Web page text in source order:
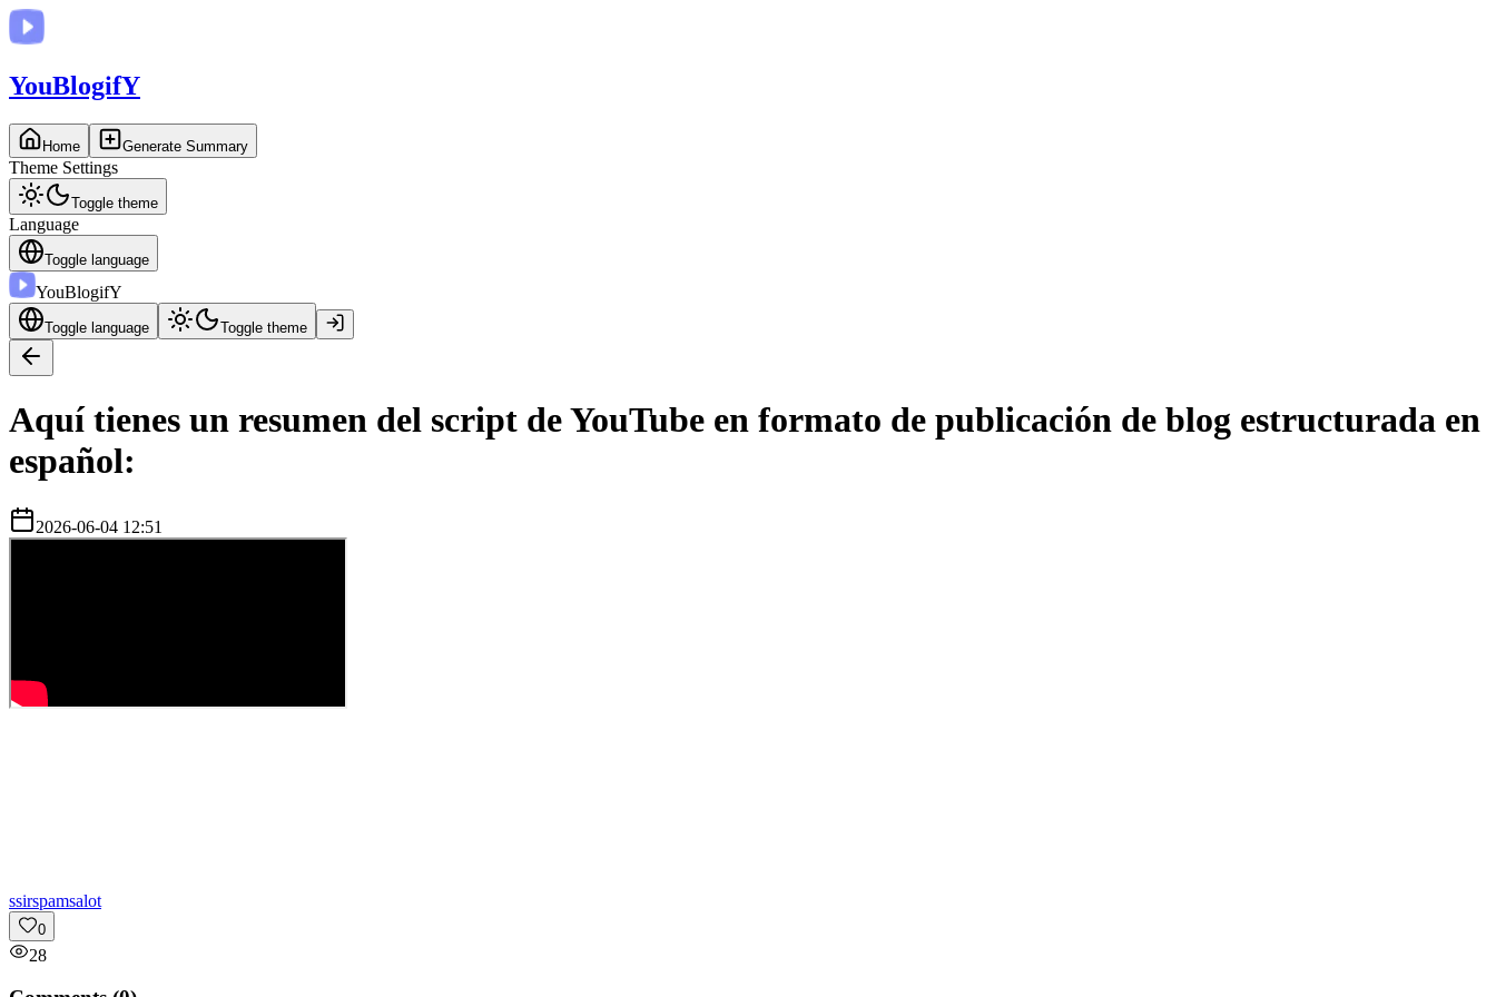
YouBlogifY
Home Generate Summary
Theme Settings
Toggle theme
Language
Toggle language
YouBlogifY
Toggle language Toggle theme
Aquí tienes un resumen del script de YouTube en formato de publicación de blog estructurada en
español:
2026-06-04 12:51
ssirspamsalot
0
28